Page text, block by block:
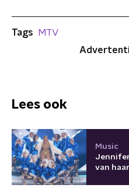
Tags
MTV
Lees ook
Music
van